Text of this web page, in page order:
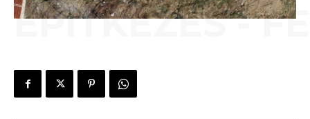
ÉPÍTKEZÉS -